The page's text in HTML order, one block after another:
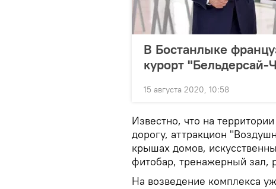
В Бостанлыке
курорт
15 августа 2020, 10:58
Известно, что на
дорогу, аттракцион
крышах домов,
фитобар, тренажерный зал,
На возведение комплекса